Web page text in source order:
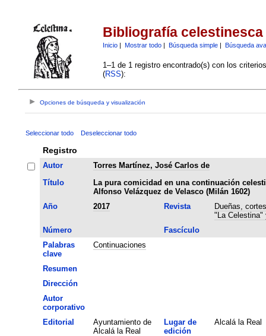
Bibliografía celestinesca
Inicio| Mostrar todo| Búsqueda simple| Búsqueda
1–1 de 1 registro encontrado(s) con los
(RSS):
Opciones de búsqueda y visualización
Seleccionar todo Deseleccionar todo
Registro
Autor
Torres Martínez, José Carlos de
Título
La pura comicidad en una continuación
Alfonso Velázquez de Velasco (Milán 1602)
Año
2017 Revista
Dueñas,
"La Celestina"
Número
Fascículo
Palabras
clave
Continuaciones
Resumen
Dirección
Autor
corporativo
Editorial
Ayuntamiento de
Alcalá la Real
Lugar de
edición
Alcalá la Real